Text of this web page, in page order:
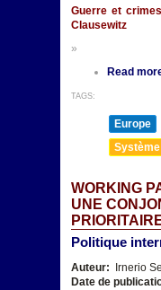
Guerre et
Clausewitz
»
Read
TAGS:
Europe
WORKING
UNE
Politique
Auteur:
Irnerio
Date de